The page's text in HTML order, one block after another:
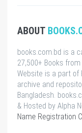
ABOUT
books.com.bd is a
27,500+ Books
Website is a part of
archive and
Bangladesh.
& Hosted by Alpha
Name Registration